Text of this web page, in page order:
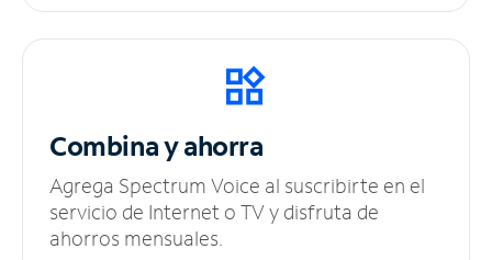
Combina y ahorra
Agrega Spectrum Voice al suscribirte en el
servicio de Internet o TV y disfruta de
ahorros mensuales.